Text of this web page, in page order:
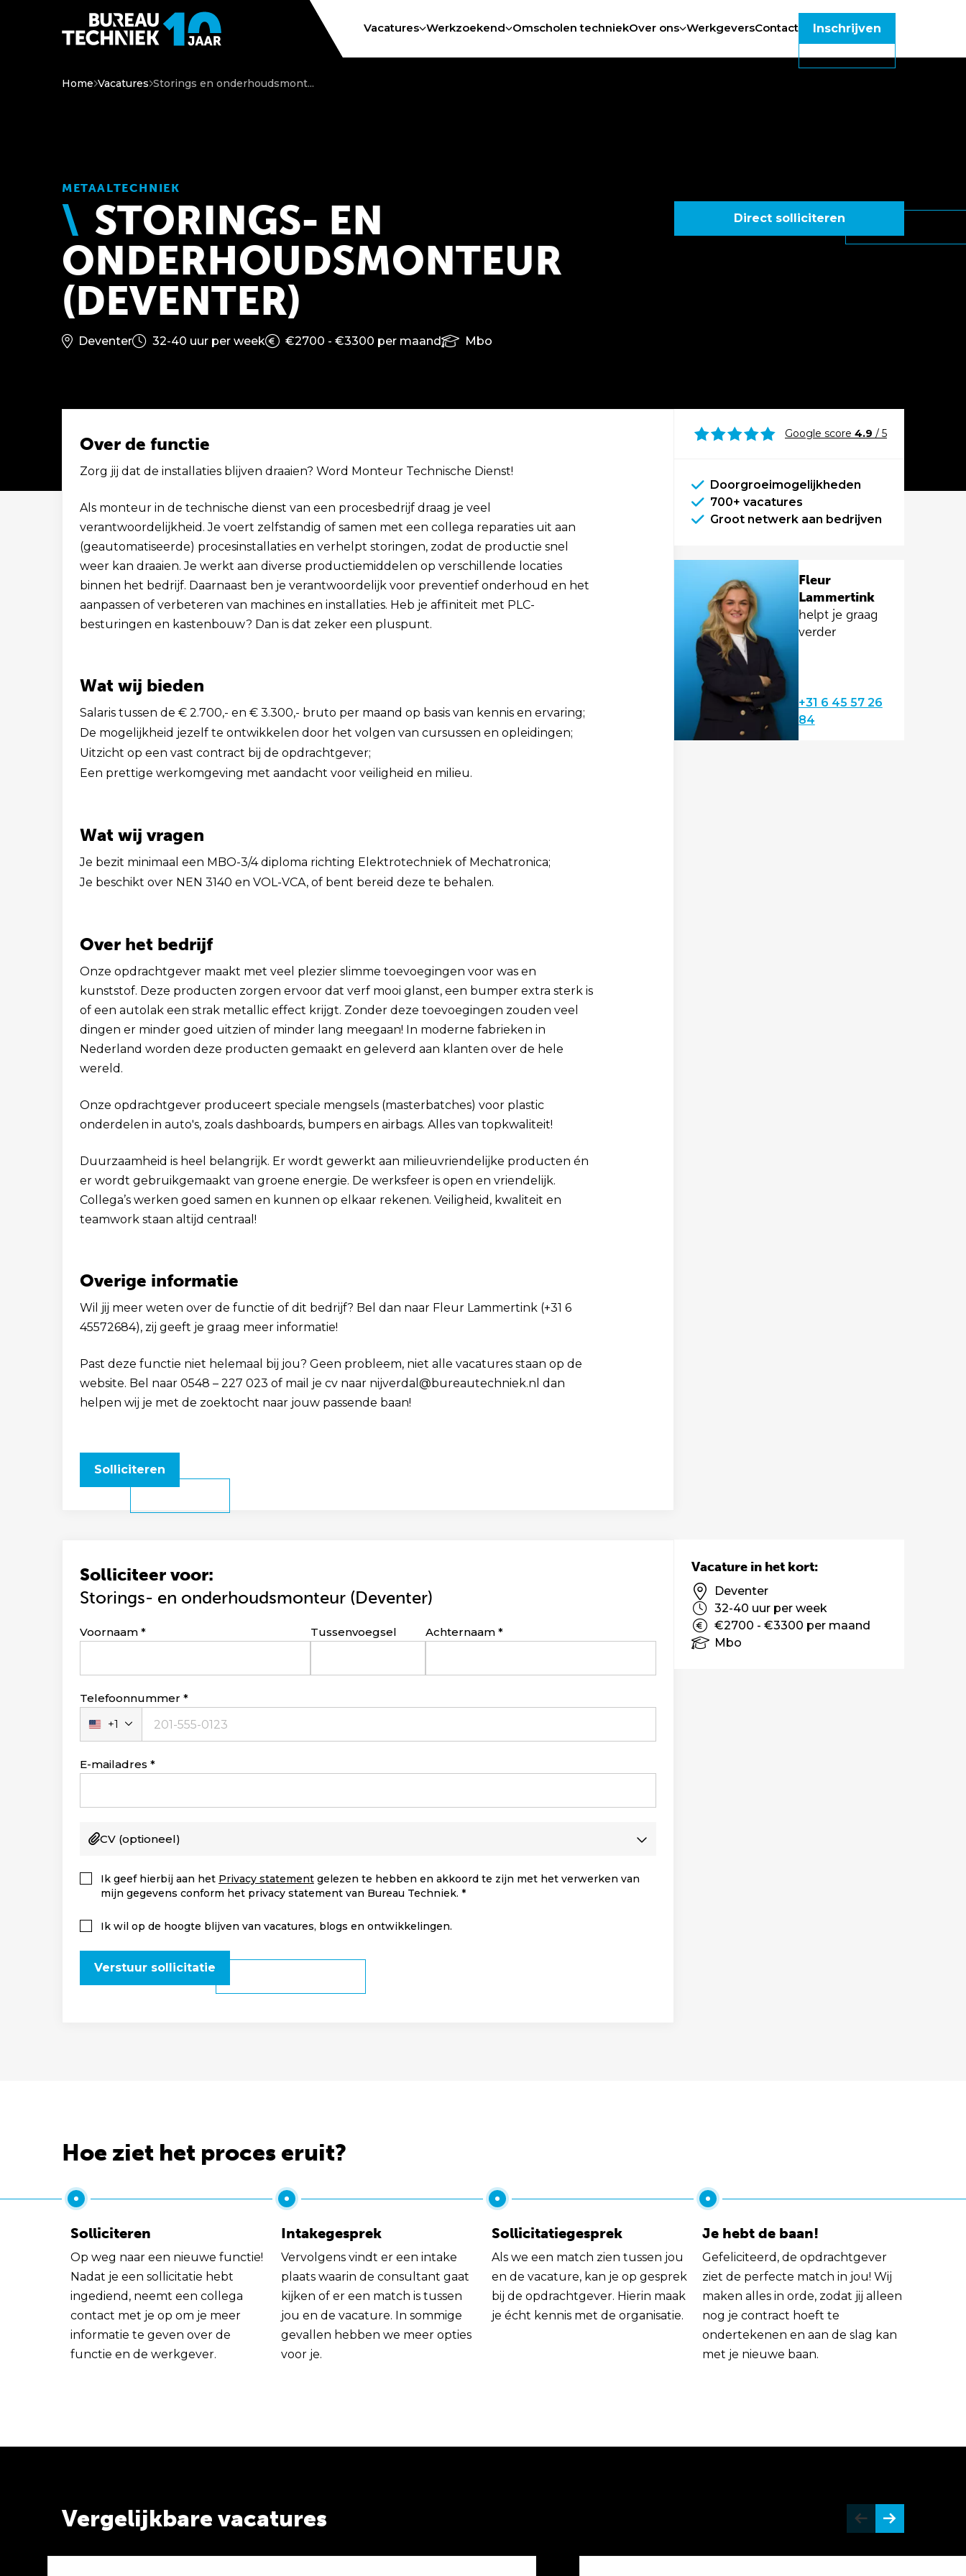
Vacatures Werkzoekend Omscholen techniekOver ons WerkgeversContact Inschrijven
Home Vacatures Storings en onderhoudsmont...
METAALTECHNIEK
STORINGS- EN
ONDERHOUDSMONTEUR
(DEVENTER)
Direct solliciteren
Deventer 32-40 uur per week €2700 - €3300 per maand Mbo
Over de functie
Zorg jij dat de installaties blijven draaien? Word Monteur Technische Dienst!
Als monteur in de technische dienst van een procesbedrijf draag je veel
verantwoordelijkheid. Je voert zelfstandig of samen met een collega reparaties uit aan
(geautomatiseerde) procesinstallaties en verhelpt storingen, zodat de productie snel
weer kan draaien. Je werkt aan diverse productiemiddelen op verschillende locaties
binnen het bedrijf. Daarnaast ben je verantwoordelijk voor preventief onderhoud en het
aanpassen of verbeteren van machines en installaties. Heb je affiniteit met PLC-
besturingen en kastenbouw? Dan is dat zeker een pluspunt.
Wat wij bieden
Salaris tussen de € 2.700,- en € 3.300,- bruto per maand op basis van kennis en ervaring;
De mogelijkheid jezelf te ontwikkelen door het volgen van cursussen en opleidingen;
Uitzicht op een vast contract bij de opdrachtgever;
Een prettige werkomgeving met aandacht voor veiligheid en milieu.
Wat wij vragen
Je bezit minimaal een MBO-3/4 diploma richting Elektrotechniek of Mechatronica;
Je beschikt over NEN 3140 en VOL-VCA, of bent bereid deze te behalen.
Over het bedrijf
Onze opdrachtgever maakt met veel plezier slimme toevoegingen voor was en
kunststof. Deze producten zorgen ervoor dat verf mooi glanst, een bumper extra sterk is
of een autolak een strak metallic effect krijgt. Zonder deze toevoegingen zouden veel
dingen er minder goed uitzien of minder lang meegaan! In moderne fabrieken in
Nederland worden deze producten gemaakt en geleverd aan klanten over de hele
wereld.
Onze opdrachtgever produceert speciale mengsels (masterbatches) voor plastic
onderdelen in auto's, zoals dashboards, bumpers en airbags. Alles van topkwaliteit!
Duurzaamheid is heel belangrijk. Er wordt gewerkt aan milieuvriendelijke producten én
er wordt gebruikgemaakt van groene energie. De werksfeer is open en vriendelijk.
Collega’s werken goed samen en kunnen op elkaar rekenen. Veiligheid, kwaliteit en
teamwork staan altijd centraal!
Overige informatie
Wil jij meer weten over de functie of dit bedrijf? Bel dan naar Fleur Lammertink (+31 6
45572684), zij geeft je graag meer informatie!
Past deze functie niet helemaal bij jou? Geen probleem, niet alle vacatures staan op de
website. Bel naar 0548 – 227 023 of mail je cv naar nijverdal@bureautechniek.nl dan
helpen wij je met de zoektocht naar jouw passende baan!
Solliciteren
Google score 4.9 / 5
Doorgroeimogelijkheden
700+ vacatures
Groot netwerk aan bedrijven
Fleur
Lammertink
helpt je graag
verder
+31 6 45 57 26
84
Solliciteer voor:
Storings- en onderhoudsmonteur (Deventer)
Leave
Voornaam Tussenvoegsel Achternaam
Telefoonnummer
Verenigde
Staten
+1
+1
E-mailadres
CV (optioneel)
Ik geef hierbij aan het Privacy statement gelezen te hebben en akkoord te zijn met het verwerken van
mijn gegevens conform het privacy statement van Bureau Techniek.
Ik wil op de hoogte blijven van vacatures, blogs en ontwikkelingen.
Verstuur sollicitatie
Vacature in het kort:
Deventer
32-40 uur per week
€2700 - €3300 per maand
Mbo
Hoe ziet het proces eruit?
Solliciteren
Op weg naar een nieuwe functie!
Nadat je een sollicitatie hebt
ingediend, neemt een collega
contact met je op om je meer
informatie te geven over de
functie en de werkgever.
Intakegesprek
Vervolgens vindt er een intake
plaats waarin de consultant gaat
kijken of er een match is tussen
jou en de vacature. In sommige
gevallen hebben we meer opties
voor je.
Sollicitatiegesprek
Als we een match zien tussen jou
en de vacature, kan je op gesprek
bij de opdrachtgever. Hierin maak
je écht kennis met de organisatie.
Je hebt de baan!
Gefeliciteerd, de opdrachtgever
ziet de perfecte match in jou! Wij
maken alles in orde, zodat jij alleen
nog je contract hoeft te
ondertekenen en aan de slag kan
met je nieuwe baan.
Vergelijkbare vacatures